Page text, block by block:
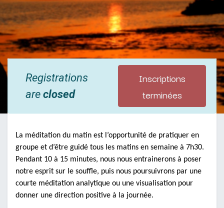
Registrations
areclosed
Inscriptions
terminées
La méditation du matin est l’opportunité de pratiquer en
groupe et d’être guidé tous les matins en semaine à 7h30.
Pendant 10 à 15 minutes, nous nous entrainerons à poser
notre esprit sur le souffle, puis nous poursuivrons par une
courte méditation analytique ou une visualisation pour
donner une direction positive à la journée.